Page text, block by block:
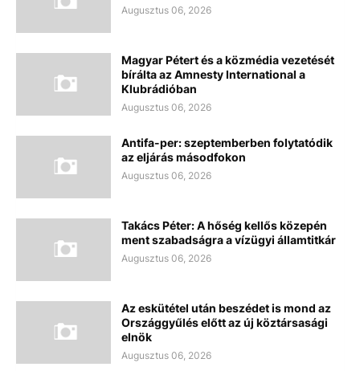
Augusztus 06, 2026
Magyar Pétert és a közmédia vezetését
bírálta az Amnesty International a
Klubrádióban
Augusztus 06, 2026
Antifa-per: szeptemberben folytatódik
az eljárás másodfokon
Augusztus 06, 2026
Takács Péter: A hőség kellős közepén
ment szabadságra a vízügyi államtitkár
Augusztus 06, 2026
Az eskütétel után beszédet is mond az
Országgyűlés előtt az új köztársasági
elnök
Augusztus 06, 2026